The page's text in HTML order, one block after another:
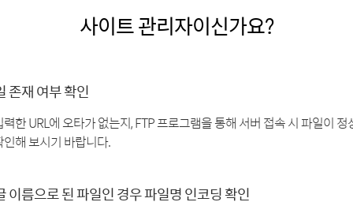
사이트 관리자이신가요?
존재 여부 확인
력한 URL에 오타가 없는지, FTP 프로그램을 통해 서버 접속 시 파일이
인해 보시기 바랍니다.
이름으로 된 파일인 경우 파일명 인코딩 확인